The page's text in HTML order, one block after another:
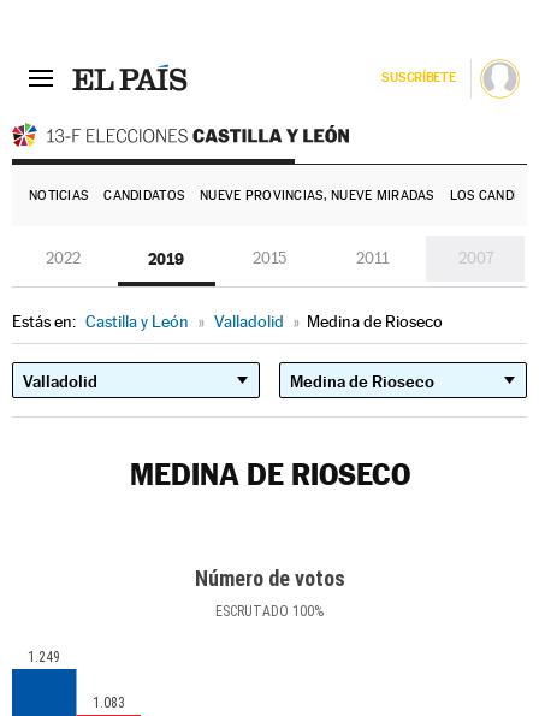
SUSCRÍBETE
NOTICIAS CANDIDATOS NUEVE PROVINCIAS, NUEVE MIRADAS LOS
2022 2019 2015 2011 2007
Estás en: Castilla y León » Valladolid » Medina de Rioseco
MEDINA DE RIOSECO
Número de votos
ESCRUTADO 100%
1.249
1.083